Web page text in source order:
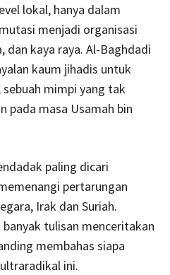
lokal, hanya dalam
menjadi organisasi
kaya raya. Al-Baghdadi
kaum jihadis untuk
mimpi yang tak
pada masa Usamah bin
paling dicari
pertarungan
Irak dan Suriah.
tulisan menceritakan
membahas siapa
ini.